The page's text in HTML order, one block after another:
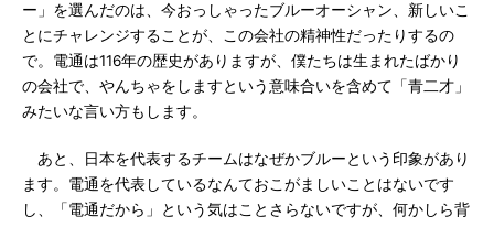
ー」を選んだのは、今おっしゃったブルーオーシャン、新しいこ
とにチャレンジすることが、この会社の精神性だったりするの
で。電通は116年の歴史がありますが、僕たちは生まれたばかり
の会社で、やんちゃをしますという意味合いを含めて「青二才」
みたいな言い方もします。
あと、日本を代表するチームはなぜかブルーという印象があり
ます。電通を代表しているなんておこがましいことはないです
し、「電通だから」という気はことさらないですが、何かしら背